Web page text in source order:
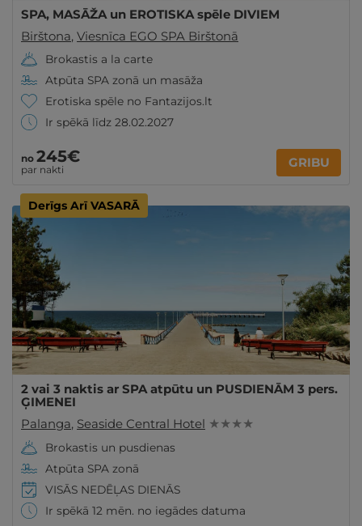
SPA, MASĀŽA un EROTISKA spēle DIVIEM
Birštona, Viesnīca EGO SPA Birštonā
Brokastis a la carte
Atpūta SPA zonā un masāža
Erotiska spēle no Fantazijos.lt
Ir spēkā līdz 28.02.2027
no 245€
par nakti GRIBU
Derīgs Arī VASARĀ
2 vai 3 naktis ar SPA atpūtu un PUSDIENĀM 3 pers.
ĢIMENEI
Palanga, Seaside Central Hotel ★ ★ ★ ★
Brokastis un pusdienas
Atpūta SPA zonā
VISĀS NEDĒĻAS DIENĀS
Ir spēkā 12 mēn. no iegādes datuma